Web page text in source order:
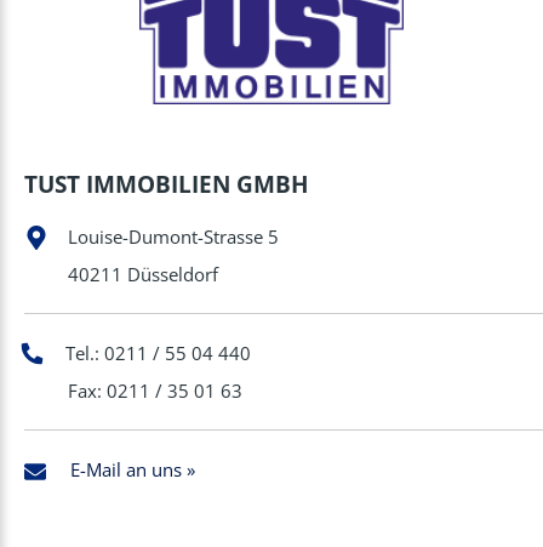
TUST IMMOBILIEN GMBH
Louise-Dumont-Strasse 5
40211 Düsseldorf
Tel.: 0211 / 55 04 440
Fax: 0211 / 35 01 63
E-Mail an uns »